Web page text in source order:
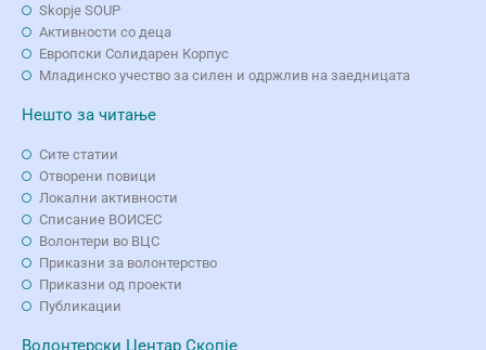
Skopje SOUP
Активности со деца
Европски Солидарен Корпус
Младинско учество за силен и одржлив на заедницата
Нешто за читање
Сите статии
Отворени повици
Локални активности
Списание ВОИСЕС
Волонтери во ВЦС
Приказни за волонтерство
Приказни од проекти
Публикации
Волонтерски Центар Скопје